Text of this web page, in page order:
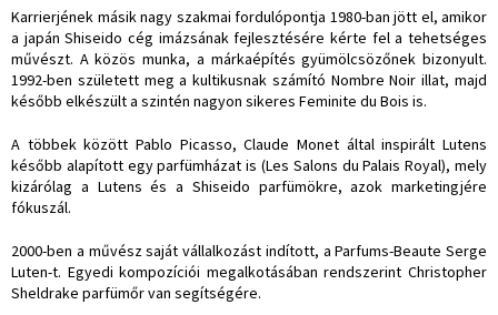
Karrierjének másik nagy szakmai fordulópontja 1980-ban jött el, amikor
a japán Shiseido cég imázsának fejlesztésére kérte fel a tehetséges
művészt. A közös munka, a márkaépítés gyümölcsözőnek bizonyult.
1992-ben született meg a kultikusnak számító Nombre Noir illat, majd
később elkészült a szintén nagyon sikeres Feminite du Bois is.
A többek között Pablo Picasso, Claude Monet által inspirált Lutens
később alapított egy parfümházat is (Les Salons du Palais Royal), mely
kizárólag a Lutens és a Shiseido parfümökre, azok marketingjére
fókuszál.
2000-ben a művész saját vállalkozást indított, a Parfums-Beaute Serge
Luten-t. Egyedi kompozíciói megalkotásában rendszerint Christopher
Sheldrake parfümőr van segítségére.